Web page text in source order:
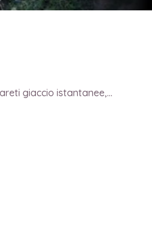
giaccio istantanee,...